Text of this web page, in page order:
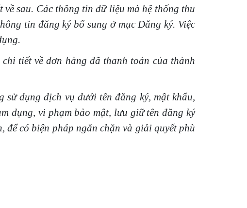
sau. Các thông tin dữ liệu mà hệ thống thu
tin đăng ký bổ sung ở mục Đăng ký. Việc
tiết về đơn hàng đã thanh toán của thành
dụng dịch vụ dưới tên đăng ký, mật khẩu,
dụng, vi phạm bảo mật, lưu giữ tên đăng ký
để có biện pháp ngăn chặn và giải quyết phù